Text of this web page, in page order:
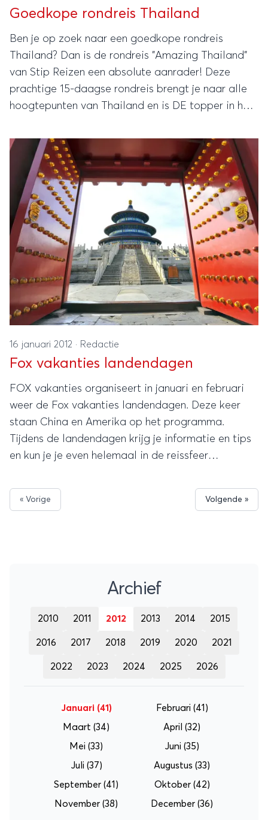
Goedkope rondreis Thailand
Ben je op zoek naar een goedkope rondreis
Thailand? Dan is de rondreis "Amazing Thailand"
van Stip Reizen een absolute aanrader! Deze
prachtige 15-daagse rondreis brengt je naar alle
hoogtepunten van Thailand en is DE topper in het
16 januari 2012 · Redactie
Fox vakanties landendagen
FOX vakanties organiseert in januari en februari
weer de Fox vakanties landendagen. Deze keer
staan China en Amerika op het programma.
Tijdens de landendagen krijg je informatie en tips
en kun je je even helemaal in de reissfeer
« Vorige Volgende »
Archief
2010 2011 2012 2013 2014 2015
2016 2017 2018 2019 2020 2021
2022 2023 2024 2025 2026
Januari (41) Februari (41)
Maart (34) April (32)
Mei (33) Juni (35)
Juli (37) Augustus (33)
September (41) Oktober (42)
November (38) December (36)